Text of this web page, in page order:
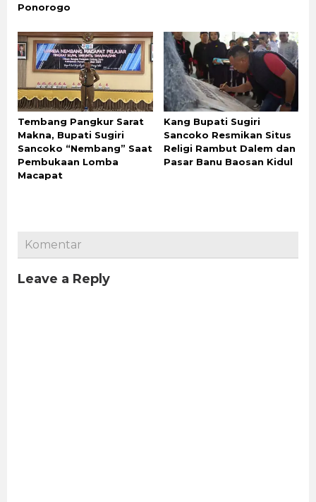
Ponorogo
Tembang Pangkur Sarat
Makna, Bupati Sugiri
Sancoko “Nembang” Saat
Pembukaan Lomba
Macapat
Kang Bupati Sugiri
Sancoko Resmikan Situs
Religi Rambut Dalem dan
Pasar Banu Baosan Kidul
Komentar
Leave a Reply